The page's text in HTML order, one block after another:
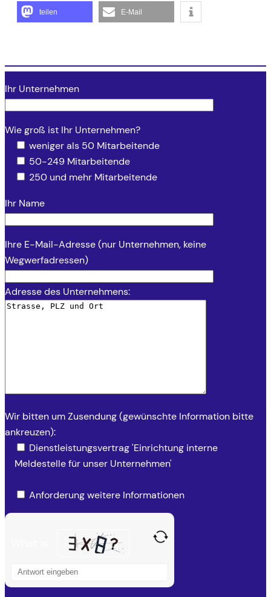
teilen E-Mail
Ihr Unternehmen
Wie groß ist Ihr Unternehmen?
weniger als 50 Mitarbeitende
50-249 Mitarbeitende
250 und mehr Mitarbeitende
Ihr Name
Ihre E-Mail-Adresse (nur Unternehmen, keine
Wegwerfadressen)
Adresse des Unternehmens:
Wir bitten um Zusendung (gewünschte Information bitte
ankreuzen):
Dienstleistungsvertrag 'Einrichtung interne
Meldestelle für unser Unternehmen'
Anforderung weitere Informationen